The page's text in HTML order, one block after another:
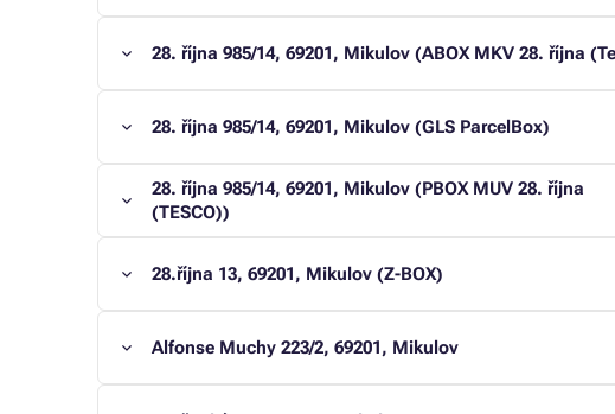
28. října 985/14, 69201, Mikulov (ABOX MKV 28. října
28. října 985/14, 69201, Mikulov (GLS ParcelBox)
28. října 985/14, 69201, Mikulov (PBOX MUV 28. října
(TESCO))
28.října 13, 69201, Mikulov (Z-BOX)
Alfonse Muchy 223/2, 69201, Mikulov